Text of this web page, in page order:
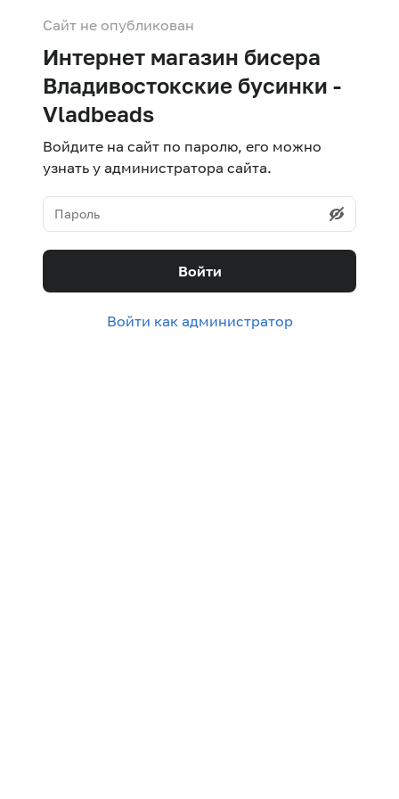
Сайт не опубликован
Интернет магазин бисера
Владивостокские бусинки -
Vladbeads
Войдите на сайт по паролю, его можно
узнать у администратора сайта.
Войти
Войти как администратор